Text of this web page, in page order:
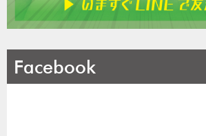
Facebook